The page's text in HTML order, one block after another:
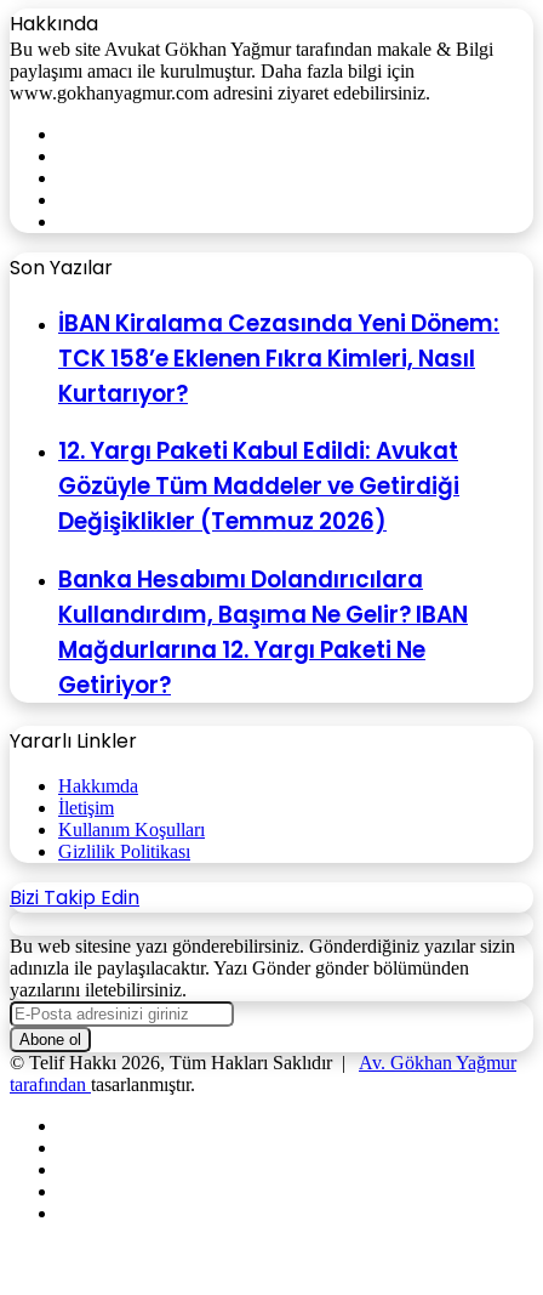
Hakkında
Bu web site Avukat Gökhan Yağmur tarafından makale & Bilgi
paylaşımı amacı ile kurulmuştur. Daha fazla bilgi için
www.gokhanyagmur.com adresini ziyaret edebilirsiniz.
Son Yazılar
İBAN Kiralama Cezasında Yeni Dönem:
TCK 158’e Eklenen Fıkra Kimleri, Nasıl
Kurtarıyor?
12. Yargı Paketi Kabul Edildi: Avukat
Gözüyle Tüm Maddeler ve Getirdiği
Değişiklikler (Temmuz 2026)
Banka Hesabımı Dolandırıcılara
Kullandırdım, Başıma Ne Gelir? IBAN
Mağdurlarına 12. Yargı Paketi Ne
Getiriyor?
Yararlı Linkler
Hakkımda
İletişim
Kullanım Koşulları
Gizlilik Politikası
Bizi Takip Edin
Bu web sitesine yazı gönderebilirsiniz. Gönderdiğiniz yazılar sizin
adınızla ile paylaşılacaktır. Yazı Gönder gönder bölümünden
yazılarını iletebilirsiniz.
E-
Posta
adresinizi
giriniz
© Telif Hakkı 2026, Tüm Hakları Saklıdır |Av. Gökhan Yağmur
tarafından tasarlanmıştır.